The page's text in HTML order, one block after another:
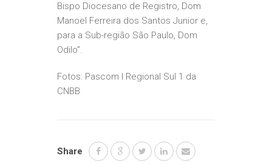
Bispo Diocesano de Registro, Dom
Manoel Ferreira dos Santos Junior e,
para a Sub-região São Paulo, Dom
Odilo”.
Fotos: Pascom I Regional Sul 1 da
CNBB
Share